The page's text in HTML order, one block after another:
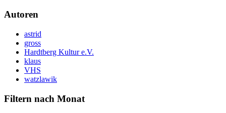
Autoren
astrid
gross
Hardtberg Kultur e.V.
klaus
VHS
watzlawik
Filtern nach Monat